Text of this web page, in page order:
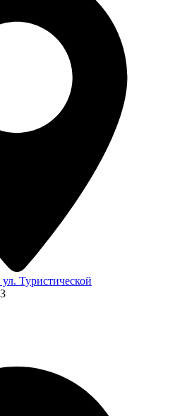
Туристической